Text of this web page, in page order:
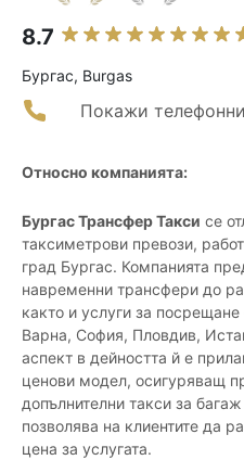
8.7
Бургас, Burgas
Покажи
Относно компанията:
Бургас Трансфер Такси се
таксиметрови превози,
град Бургас. Компанията
навременни трансфери до
както и услуги за
Варна, София, Пловдив,
аспект в дейността й е
ценови модел, осигуряващ
допълнителни такси за
позволява на клиентите да
цена за услугата.